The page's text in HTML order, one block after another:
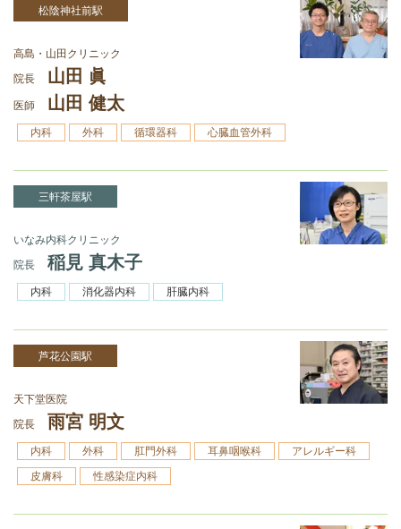
松陰神社前駅
高島・山田クリニック
院長
山田 眞
医師 山田 健太
内科 外科 循環器科 心臓血管外科
三軒茶屋駅
いなみ内科クリニック
院長
稲見 真木子
内科 消化器内科 肝臓内科
芦花公園駅
天下堂医院
院長
雨宮 明文
内科 外科 肛門外科 耳鼻咽喉科
アレルギー科
皮膚科
性感染症内科